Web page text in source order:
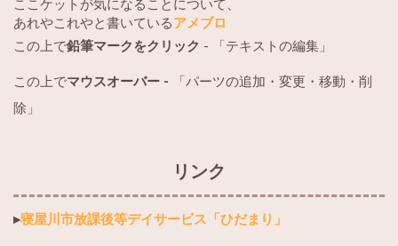
ここケットが気になることについて、
あれやこれやと書いているアメブロ
この上で鉛筆マークをクリック - 「テキストの編集」
この上でマウスオーバー -
「パーツの追加・変更・移動・削
除」
リンク
▸寝屋川市放課後等デイサービス「ひだまり」